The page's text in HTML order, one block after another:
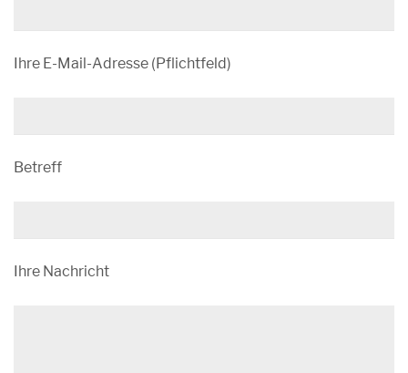
Ihre E-Mail-Adresse (Pflichtfeld)
Bitte lasse dieses Feld leer.
Betreff
Ihre Nachricht